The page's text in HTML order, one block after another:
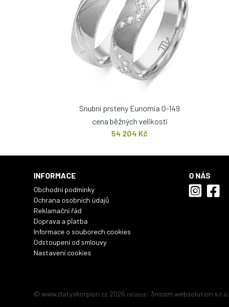
Snubní prsteny Eunomia O-149
cena běžných velikostí
54 204 Kč
INFORMACE
Obchodní podmínky
Ochrana osobních údajů
Reklamační řád
Doprava a platba
Informace o souborech cookies
Odstoupení od smlouvy
Nastavení cookies
O NÁS
© www.zlatyskorpion.cz 2026 relizace: 3nicom websolution s.r.o.